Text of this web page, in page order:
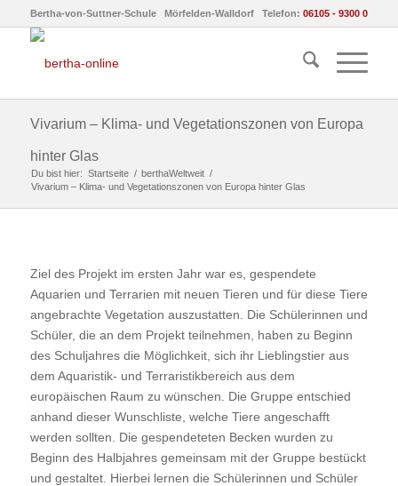
Bertha-von-Suttner-Schule Mörfelden-Walldorf Telefon: 06105 - 9300 0
Vivarium – Klima- und Vegetationszonen von Europa
hinter Glas
Du bist hier: Startseite / berthaWeltweit /
Vivarium – Klima- und Vegetationszonen von Europa hinter Glas
Ziel des Projekt im ersten Jahr war es, gespendete
Aquarien und Terrarien mit neuen Tieren und für diese Tiere
angebrachte Vegetation auszustatten. Die Schülerinnen und
Schüler, die an dem Projekt teilnehmen, haben zu Beginn
des Schuljahres die Möglichkeit, sich ihr Lieblingstier aus
dem Aquaristik- und Terraristikbereich aus dem
europäischen Raum zu wünschen. Die Gruppe entschied
anhand dieser Wunschliste, welche Tiere angeschafft
werden sollten. Die gespendeteten Becken wurden zu
Beginn des Halbjahres gemeinsam mit der Gruppe bestückt
und gestaltet. Hierbei lernen die Schülerinnen und Schüler